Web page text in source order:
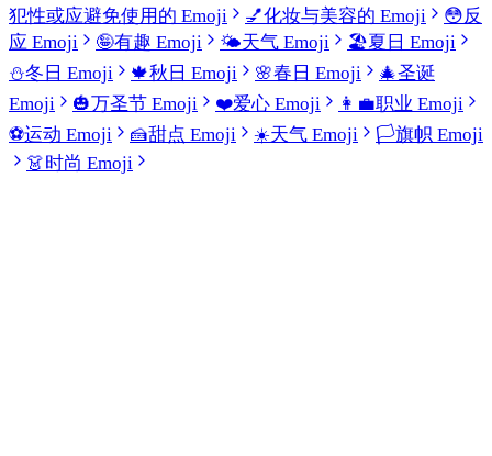
犯性或应避免使用的 Emoji
💅化妆与美容的 Emoji 😳反
应 Emoji
🤪有趣 Emoji 🌤️天气 Emoji 🏖️夏日 Emoji
⛄冬日 Emoji 🍁秋日 Emoji 🌸春日 Emoji 🎄圣诞
Emoji
🎃万圣节 Emoji ❤️爱心 Emoji 👩‍💼职业 Emoji
⚽运动 Emoji 🍰甜点 Emoji ☀️天气 Emoji 🏳️旗帜 Emoji
👗时尚 Emoji